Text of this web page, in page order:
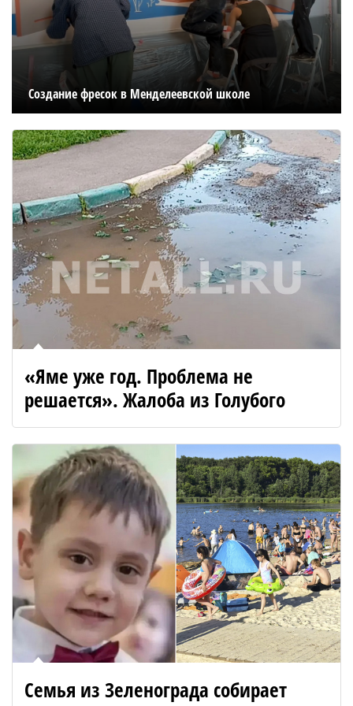
Создание фресок в Менделеевской школе
«Яме уже год. Проблема не
решается». Жалоба из Голубого
Семья из Зеленограда собирает